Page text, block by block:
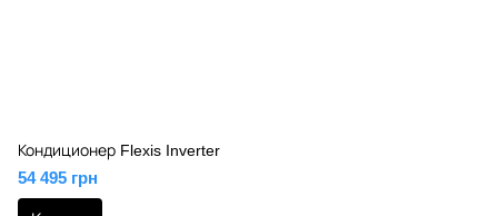
Кондиционер Flexis Inverter
54 495 грн